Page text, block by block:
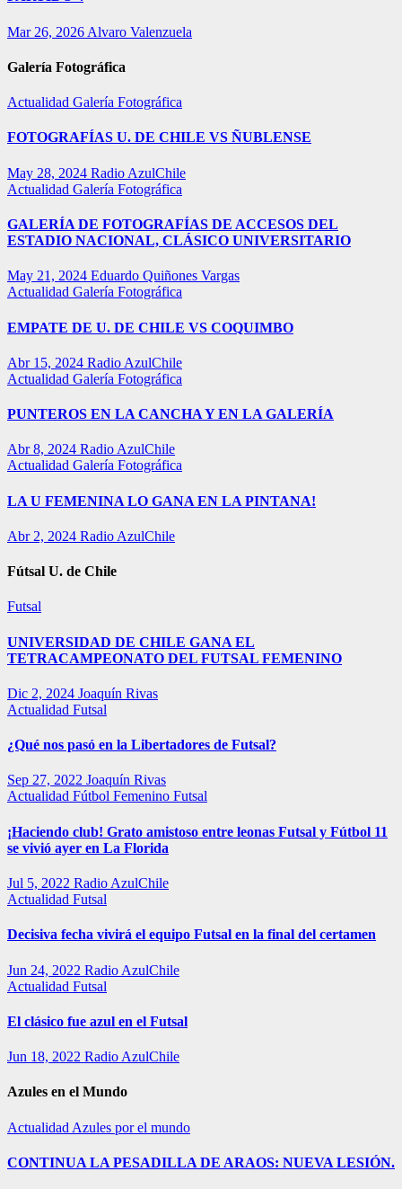
Mar 26, 2026 Alvaro Valenzuela
Galería Fotográfica
Actualidad Galería Fotográfica
FOTOGRAFÍAS U. DE CHILE VS ÑUBLENSE
May 28, 2024 Radio AzulChile
Actualidad Galería Fotográfica
GALERÍA DE FOTOGRAFÍAS DE ACCESOS DEL
ESTADIO NACIONAL, CLÁSICO UNIVERSITARIO
May 21, 2024 Eduardo Quiñones Vargas
Actualidad Galería Fotográfica
EMPATE DE U. DE CHILE VS COQUIMBO
Abr 15, 2024 Radio AzulChile
Actualidad Galería Fotográfica
PUNTEROS EN LA CANCHA Y EN LA GALERÍA
Abr 8, 2024 Radio AzulChile
Actualidad Galería Fotográfica
LA U FEMENINA LO GANA EN LA PINTANA!
Abr 2, 2024 Radio AzulChile
Fútsal U. de Chile
Futsal
UNIVERSIDAD DE CHILE GANA EL
TETRACAMPEONATO DEL FUTSAL FEMENINO
Dic 2, 2024 Joaquín Rivas
Actualidad Futsal
¿Qué nos pasó en la Libertadores de Futsal?
Sep 27, 2022 Joaquín Rivas
Actualidad Fútbol Femenino Futsal
¡Haciendo club! Grato amistoso entre leonas Futsal y Fútbol 11
se vivió ayer en La Florida
Jul 5, 2022 Radio AzulChile
Actualidad Futsal
Decisiva fecha vivirá el equipo Futsal en la final del certamen
Jun 24, 2022 Radio AzulChile
Actualidad Futsal
El clásico fue azul en el Futsal
Jun 18, 2022 Radio AzulChile
Azules en el Mundo
Actualidad Azules por el mundo
CONTINUA LA PESADILLA DE ARAOS: NUEVA LESIÓN.